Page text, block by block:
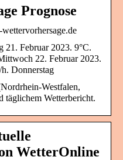
Prognose
21. Februar 2023. 9°C.
22. Februar 2023.
Donnerstag
Westfalen,
täglichem Wetterbericht.
WetterOnline